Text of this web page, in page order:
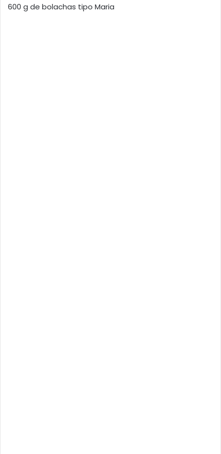
600 g de bolachas tipo Maria